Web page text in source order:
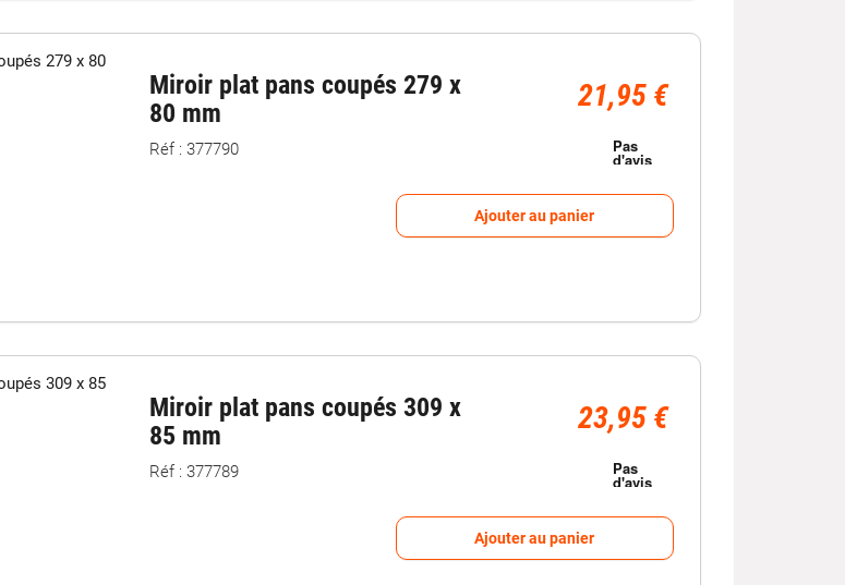
Miroir plat pans coupés 279 x
80 mm
21,95 €
Réf : 377790
Ajouter au panier
Miroir plat pans coupés 309 x
85 mm
23,95 €
Réf : 377789
Ajouter au panier